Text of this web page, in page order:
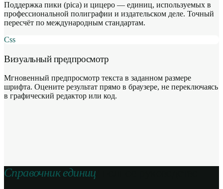
Поддержка пики (pica) и цицеро — единиц, используемых в
профессиональной полиграфии и издательском деле. Точный
пересчёт по международным стандартам.
Css
Визуальный предпросмотр
Мгновенный предпросмотр текста в заданном размере
шрифта. Оцените результат прямо в браузере, не переключаясь
в графический редактор или код.
Справочник единиц